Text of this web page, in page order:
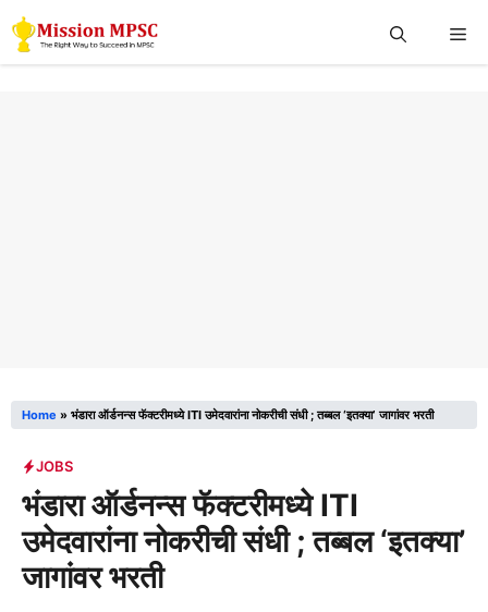
Skip
to
Home » भंडारा ऑर्डनन्स फॅक्टरीमध्ये ITI उमेदवारांना नोकरीची संधी ; तब्बल ‘इतक्या’ जागांवर भरती
JOBS
भंडारा ऑर्डनन्स फॅक्टरीमध्ये ITI
उमेदवारांना नोकरीची संधी ; तब्बल ‘इतक्या’
जागांवर भरती